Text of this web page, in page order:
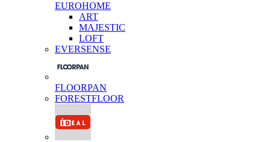
EUROHOME
ART
MAJESTIC
LOFT
EVERSENSE
FLOORPAN
FORESTFLOOR